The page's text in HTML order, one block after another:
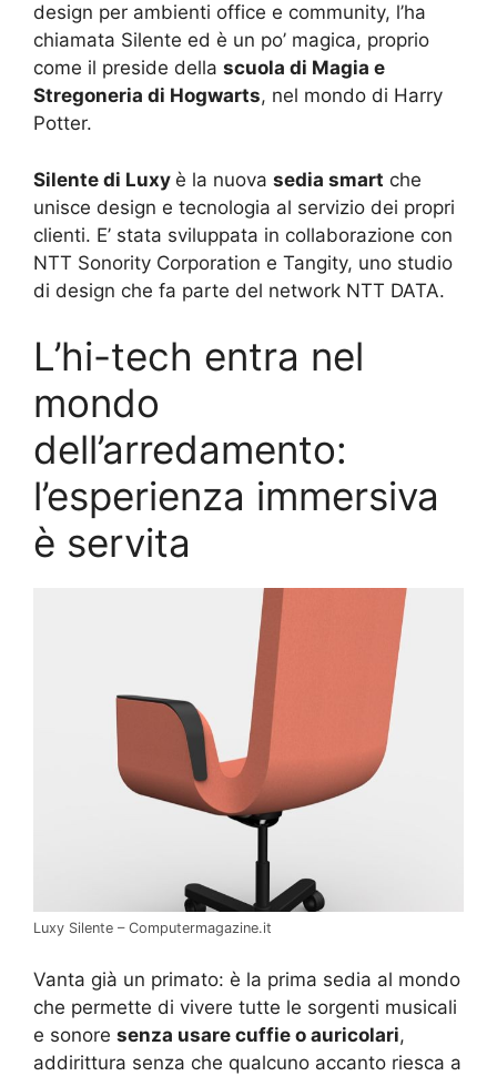
design per ambienti office e community, l’ha
chiamata Silente ed è un po’ magica, proprio
come il preside della scuola di Magia e
Stregoneria di Hogwarts, nel mondo di Harry
Potter.
Silente di Luxy è la nuova sedia smart che
unisce design e tecnologia al servizio dei propri
clienti. E’ stata sviluppata in collaborazione con
NTT Sonority Corporation e Tangity, uno studio
di design che fa parte del network NTT DATA.
L’hi-tech entra nel
mondo
dell’arredamento:
l’esperienza immersiva
è servita
Luxy Silente – Computermagazine.it
Vanta già un primato: è la prima sedia al mondo
che permette di vivere tutte le sorgenti musicali
e sonore senza usare cuffie o auricolari,
addirittura senza che qualcuno accanto riesca a